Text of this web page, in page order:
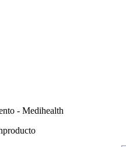
- Medihealth